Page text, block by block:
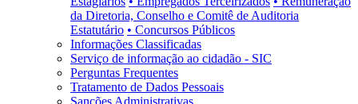
da Diretoria, Conselho e Comitê de Auditoria
Estatutário • Concursos Públicos
Informações Classificadas
Serviço de informação ao cidadão - SIC
Perguntas Frequentes
Tratamento de Dados Pessoais
Sanções Administrativas